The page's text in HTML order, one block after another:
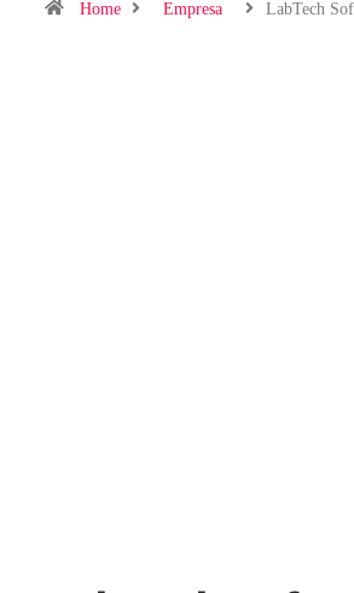
Home Empresa LabTech